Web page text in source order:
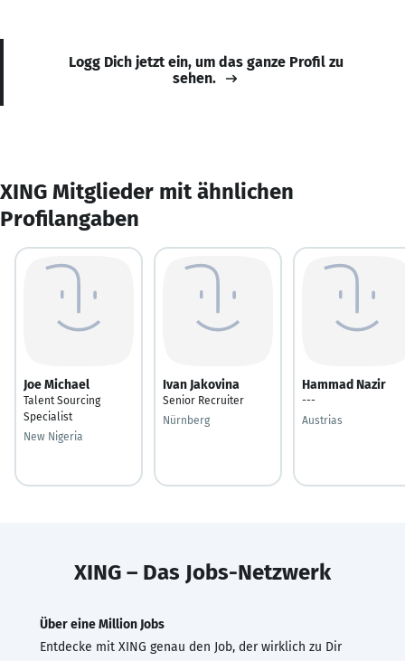
Logg Dich jetzt ein, um das ganze Profil zu
sehen.
XING Mitglieder mit ähnlichen
Profilangaben
Joe Michael
Talent Sourcing
Specialist
New Nigeria
Ivan Jakovina
Senior Recruiter
Nürnberg
Hammad Nazir
---
Austrias
XING – Das Jobs-Netzwerk
Über eine Million Jobs
Entdecke mit XING genau den Job, der wirklich zu Dir